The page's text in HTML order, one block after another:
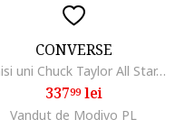
CONVERSE
Tenisi uni Chuck Taylor All Star, Alb/Negru
33799lei
Vandut de Modivo PL